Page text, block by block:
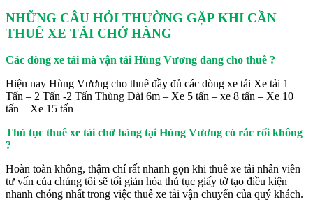
NHỮNG CÂU HỎI THƯỜNG GẶP KHI CẦN
THUÊ XE TẢI CHỞ HÀNG
Các dòng xe tải mà vận tải Hùng Vương đang cho thuê ?
Hiện nay Hùng Vương cho thuê đầy đủ các dòng xe tải Xe tải 1
Tấn – 2 Tấn -2 Tấn Thùng Dài 6m – Xe 5 tấn – xe 8 tấn – Xe 10
tấn – Xe 15 tấn
Thủ tục thuê xe tải chở hàng tại Hùng Vương có rắc rối không
?
Hoàn toàn không, thậm chí rất nhanh gọn khi thuê xe tải nhân viên
tư vấn của chúng tôi sẽ tối giản hóa thủ tục giấy tờ tạo điều kiện
nhanh chóng nhất trong việc thuê xe tải vận chuyển của quý khách.